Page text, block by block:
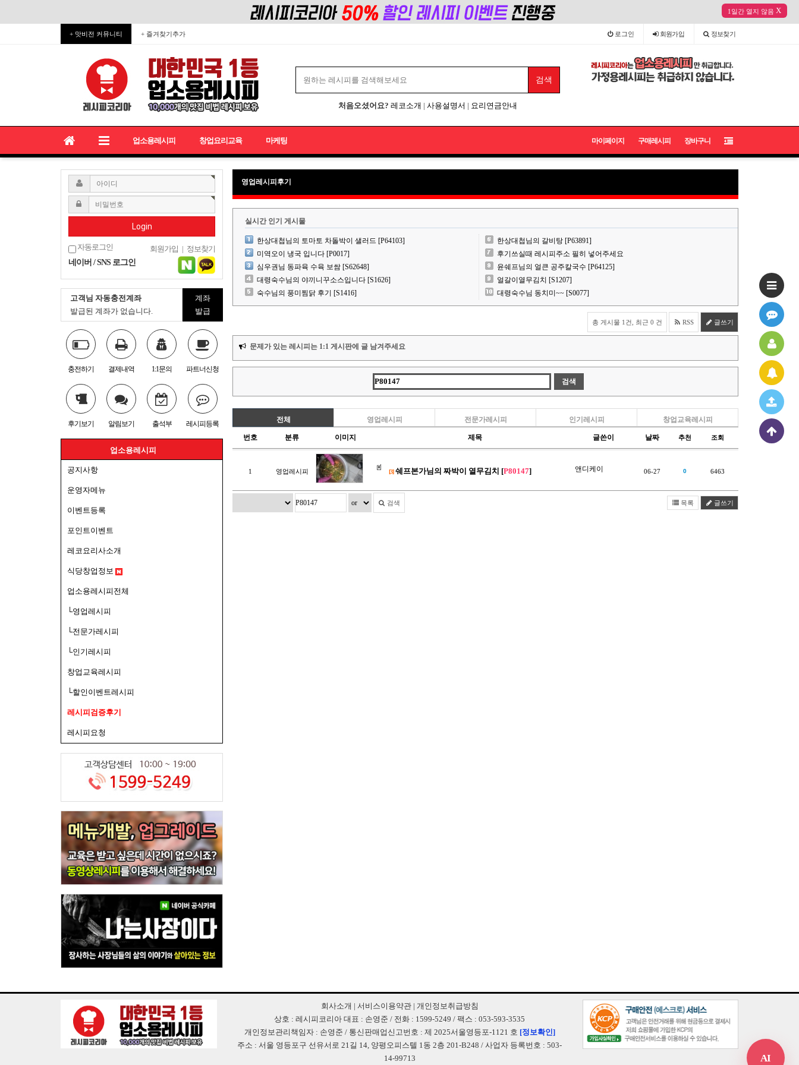
1일간 열지 않음 X
+ 맛비전 커뮤니티 + 즐겨찾기추가 로그인 회원가입 정보찾기
처음오셨어요? 레코소개 | 사용설명서 | 요리연금안내
마이페이지 구매레시피 장바구니
업소용레시피 창업요리교육 마케팅
Login
자동로그인 회원가입 | 정보찾기
네이버 / SNS 로그인
고객님 자동충전계좌
발급된 계좌가 없습니다.
계좌
발급
충전하기 결제내역 1:1문의 파트너신청
후기보기 알림보기 출석부 레시피등록
업소용레시피
공지사항
운영자메뉴
이벤트등록
포인트이벤트
레코요리사소개
식당창업정보
업소용레시피전체
└영업레시피
└전문가레시피
└인기레시피
창업교육레시피
└할인이벤트레시피
레시피검증후기
레시피요청
영업레시피후기
실시간 인기 게시물
한상대첩님의 토마토 차돌박이 샐러드 [P64103]
미역오이 냉국 입니다 [P0017]
심우권님 동파육 수육 보쌈 [S62648]
대령숙수님의 야끼니꾸소스입니다 [S1626]
숙수님의 풍미찜닭 후기 [S1416]
한상대첩님의 갈비탕 [P63891]
후기쓰실때 레시피주소 필히 넣어주세요
윤쉐프님의 얼큰 공주칼국수 [P64125]
얼갈이열무김치 [S1207]
대령숙수님 동치미~~ [S0077]
총 게시물 1건, 최근 0 건 RSS 글쓰기
문제가 있는 레시피는 1:1 게시판에 글 남겨주세요
전체 영업레시피 전문가레시피 인기레시피 창업교육레시피
번호 분류 이미지 제목 글쓴이 날짜 추천 조회
1 영업레시피 [3] 쉐프본가님의 짜박이 열무김치 [P80147] 앤디케이 06-27 0 6463
검색 목록 글쓰기
회사소개 | 서비스이용약관| 개인정보취급방침
상호 : 레시피코리아 대표 : 손영준 / 전화 : 1599-5249 / 팩스 : 053-593-3535
개인정보관리책임자 : 손영준 / 통신판매업신고번호 : 제 2025서울영등포-1121 호 [정보확인]
주소 : 서울 영등포구 선유서로 21길 14, 양평오피스텔 1동 2층 201-B248 / 사업자 등록번호 : 503-
14-99713
AI